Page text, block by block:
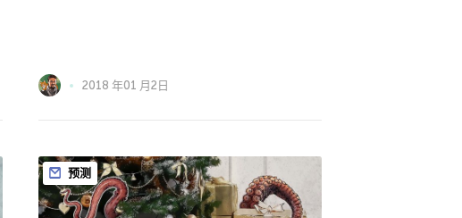
2018 年01 月2日
预测